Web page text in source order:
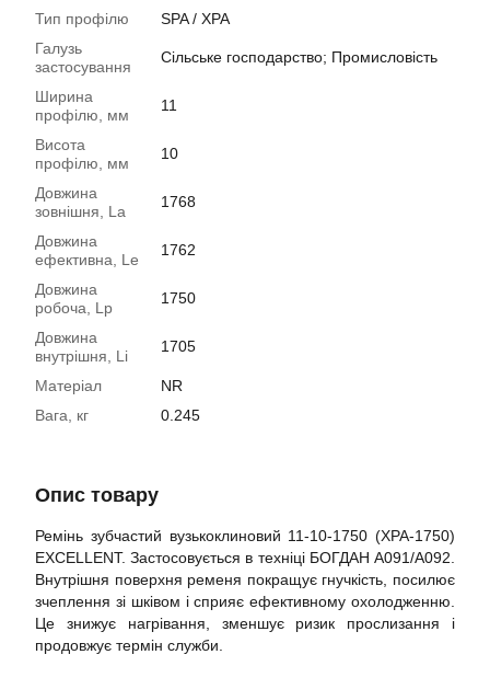
Тип профілю
SPA / XPA
Галузь
застосування
Сільське господарство; Промисловість
Ширина
профілю, мм
11
Висота
профілю, мм
10
Довжина
зовнішня, La
1768
Довжина
ефективна, Le
1762
Довжина
робоча, Lp
1750
Довжина
внутрішня, Li
1705
Матеріал
NR
Вага, кг
0.245
Опис товару
Ремінь зубчастий вузькоклиновий 11-10-1750 (XPA-1750)
EXCELLENT. Застосовується в техніці БОГДАН А091/А092.
Внутрішня поверхня ременя покращує гнучкість, посилює
зчеплення зі шківом і сприяє ефективному охолодженню.
Це знижує нагрівання, зменшує ризик прослизання і
продовжує термін служби.